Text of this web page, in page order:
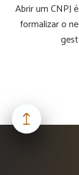
Abrir um CNPJ
formalizar o